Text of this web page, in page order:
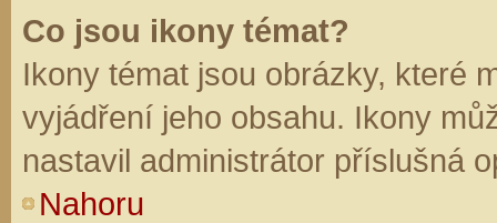
Co jsou ikony témat?
Ikony témat jsou obrázky, které
vyjádření jeho obsahu. Ikony
nastavil administrátor příslušná
Nahoru